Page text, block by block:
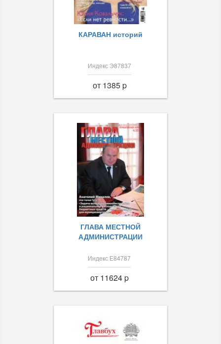
КАРАВАН историй
Индекс Э87837
от 1385 p
ГЛАВА МЕСТНОЙ
АДМИНИСТРАЦИИ
Индекс Е84787
от 11624 p